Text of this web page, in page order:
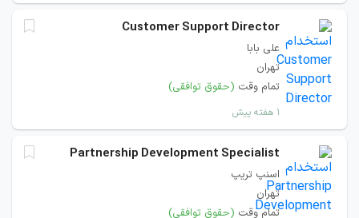
Customer Support Director
علی بابا
تهران
تمام وقت (حقوق توافقی)
۱ هفته پیش
Partnership Development Specialist
اسنپ تریپ
تهران
تمام وقت (حقوق توافقی)